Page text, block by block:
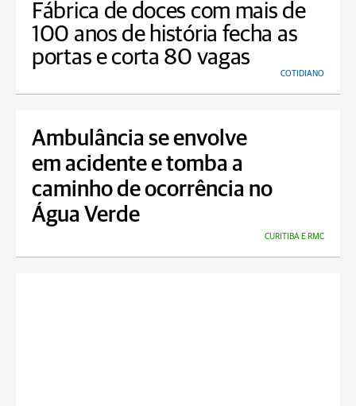
Fábrica de doces com mais de
100 anos de história fecha as
portas e corta 80 vagas
COTIDIANO
Ambulância se envolve
em acidente e tomba a
caminho de ocorrência no
Água Verde
CURITIBA E RMC